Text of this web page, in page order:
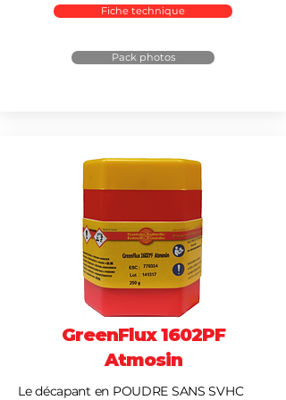
Fiche technique
Pack photos
GreenFlux 1602PF
Atmosin
Le décapant en POUDRE SANS SVHC